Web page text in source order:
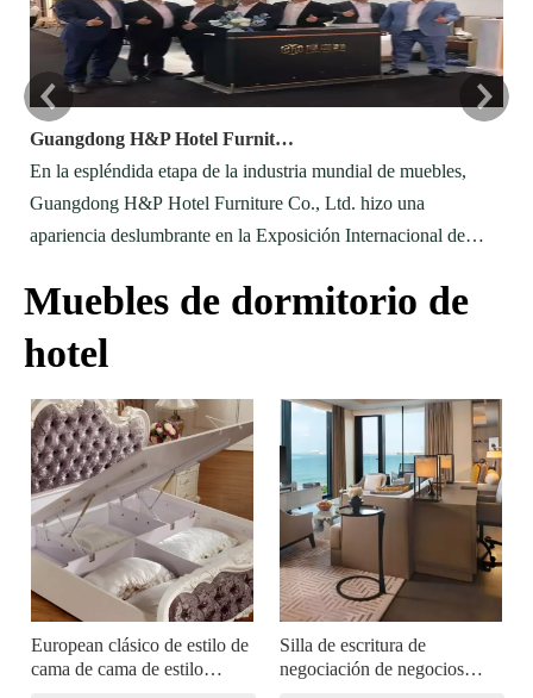
Guangdong H&P Hotel Furniture brilla en la exposición de muebles internacionales de Dubai
En la espléndida etapa de la industria mundial de muebles,
Guangdong H&P Hotel Furniture Co., Ltd. hizo una
apariencia deslumbrante en la Exposición Internacional de
Emiratos Árabes Unidos del 27 de mayo al 29 de mayo, 2025.
en muebles de hotel, H&P Hotel Furniture en esta exhibición
de importancia significativa.
Muebles de dormitorio de
hotel
European clásico de estilo de
cama de cama de estilo
Silla de escritura de
negociación de negocios